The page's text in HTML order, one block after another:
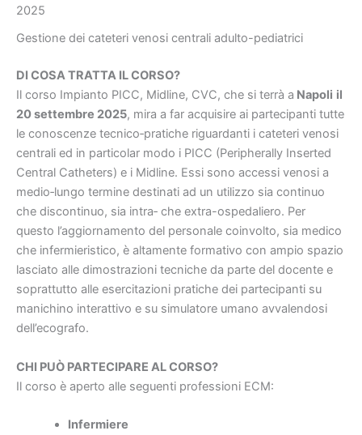
2025
Gestione dei cateteri venosi centrali adulto-pediatrici
DI COSA TRATTA IL CORSO?
Il corso Impianto PICC, Midline, CVC, che si terrà a Napoli il
20 settembre 2025, mira a far acquisire ai partecipanti tutte
le conoscenze tecnico‐pratiche riguardanti i cateteri venosi
centrali ed in particolar modo i PICC (Peripherally Inserted
Central Catheters) e i Midline. Essi sono accessi venosi a
medio‐lungo termine destinati ad un utilizzo sia continuo
che discontinuo, sia intra‐ che extra-ospedaliero. Per
questo l’aggiornamento del personale coinvolto, sia medico
che infermieristico, è altamente formativo con ampio spazio
lasciato alle dimostrazioni tecniche da parte del docente e
soprattutto alle esercitazioni pratiche dei partecipanti su
manichino interattivo e su simulatore umano avvalendosi
dell’ecografo.
CHI PUÒ PARTECIPARE AL CORSO?
Il corso è aperto alle seguenti professioni ECM:
Infermiere